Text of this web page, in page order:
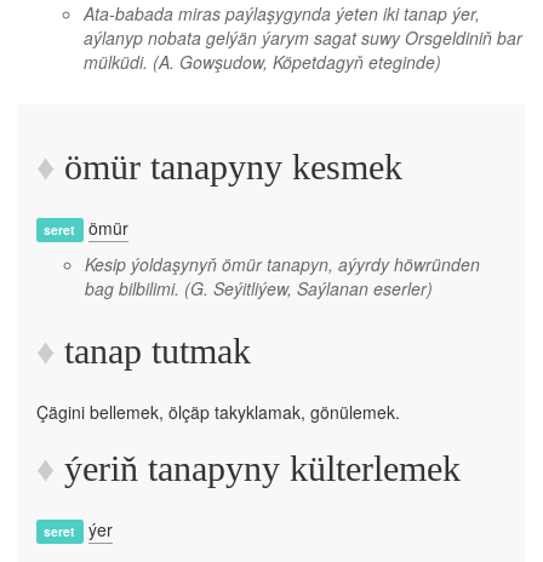
Ata-babada miras paýlaşygynda ýeten iki tanap ýer,
aýlanyp nobata gelýän ýarym sagat suwy Orsgeldiniň bar
mülküdi. (A. Gowşudow, Köpetdagyň eteginde)
ömür tanapyny kesmek
seret
ömür
Kesip ýoldaşynyň ömür tanapyn, aýyrdy höwründen
bag bilbilimi. (G. Seýitliýew, Saýlanan eserler)
tanap tutmak
Çägini bellemek, ölçäp takyklamak, gönülemek.
ýeriň tanapyny külterlemek
seret ýer